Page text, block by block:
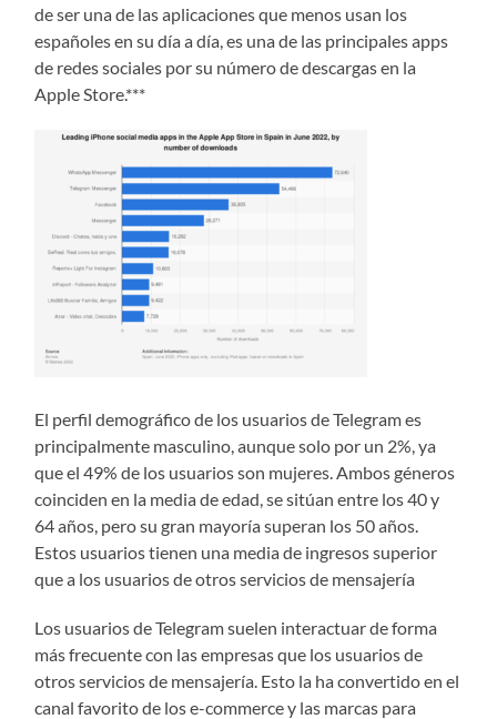
de ser una de las aplicaciones que menos usan los
españoles en su día a día, es una de las principales apps
de redes sociales por su número de descargas en la
Apple Store.***
El perfil demográfico de los usuarios de Telegram es
principalmente masculino, aunque solo por un 2%, ya
que el 49% de los usuarios son mujeres. Ambos géneros
coinciden en la media de edad, se sitúan entre los 40 y
64 años, pero su gran mayoría superan los 50 años.
Estos usuarios tienen una media de ingresos superior
que a los usuarios de otros servicios de mensajería
Los usuarios de Telegram suelen interactuar de forma
más frecuente con las empresas que los usuarios de
otros servicios de mensajería. Esto la ha convertido en el
canal favorito de los e-commerce y las marcas para